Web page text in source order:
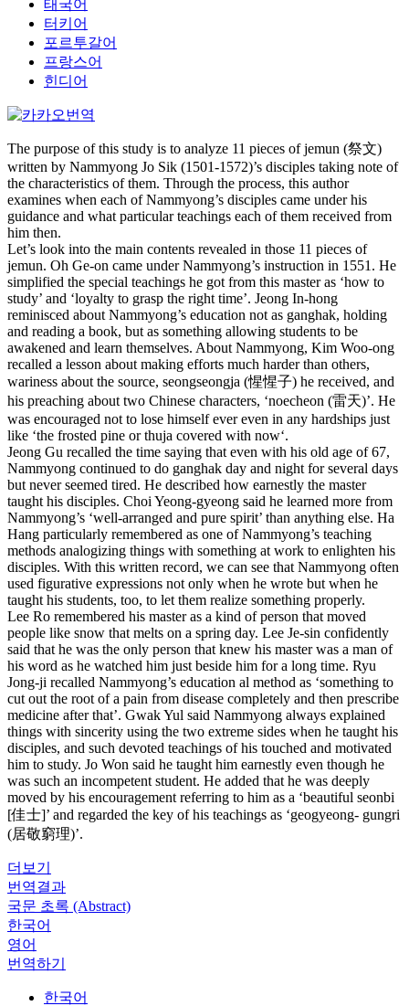
태국어
터키어
포르투갈어
프랑스어
힌디어
The purpose of this study is to analyze 11 pieces of jemun (祭文)
written by Nammyong Jo Sik (1501-1572)’s disciples taking note of
the characteristics of them. Through the process, this author
examines when each of Nammyong’s disciples came under his
guidance and what particular teachings each of them received from
him then.
Let’s look into the main contents revealed in those 11 pieces of
jemun. Oh Ge-on came under Nammyong’s instruction in 1551. He
simplified the special teachings he got from this master as ‘how to
study’ and ‘loyalty to grasp the right time’. Jeong In-hong
reminisced about Nammyong’s education not as ganghak, holding
and reading a book, but as something allowing students to be
awakened and learn themselves. About Nammyong, Kim Woo-ong
recalled a lesson about making efforts much harder than others,
wariness about the source, seongseongja (惺惺子) he received, and
his preaching about two Chinese characters, ‘noecheon (雷天)’. He
was encouraged not to lose himself ever even in any hardships just
like ‘the frosted pine or thuja covered with now‘.
Jeong Gu recalled the time saying that even with his old age of 67,
Nammyong continued to do ganghak day and night for several days
but never seemed tired. He described how earnestly the master
taught his disciples. Choi Yeong-gyeong said he learned more from
Nammyong’s ‘well-arranged and pure spirit’ than anything else. Ha
Hang particularly remembered as one of Nammyong’s teaching
methods analogizing things with something at work to enlighten his
disciples. With this written record, we can see that Nammyong often
used figurative expressions not only when he wrote but when he
taught his students, too, to let them realize something properly.
Lee Ro remembered his master as a kind of person that moved
people like snow that melts on a spring day. Lee Je-sin confidently
said that he was the only person that knew his master was a man of
his word as he watched him just beside him for a long time. Ryu
Jong-ji recalled Nammyong’s education al method as ‘something to
cut out the root of a pain from disease completely and then prescribe
medicine after that’. Gwak Yul said Nammyong always explained
things with sincerity using the two extreme sides when he taught his
disciples, and such devoted teachings of his touched and motivated
him to study. Jo Won said he taught him earnestly even though he
was such an incompetent student. He added that he was deeply
moved by his encouragement referring to him as a ‘beautiful seonbi
[佳士]’ and regarded the key of his teachings as ‘geogyeong- gungri
(居敬窮理)’.
더보기
번역결과
국문 초록 (Abstract)
한국어
영어
번역하기
한국어